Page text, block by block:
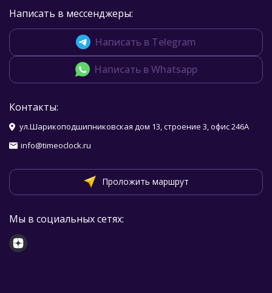
Написать в мессенджеры:
Написать в Telegram
Написать в Whatsapp
Контакты:
ул.Шарикоподшипниковская дом 13, строение 3, офис 246А
info@timeoclock.ru
Проложить маршрут
Мы в социальных сетях: